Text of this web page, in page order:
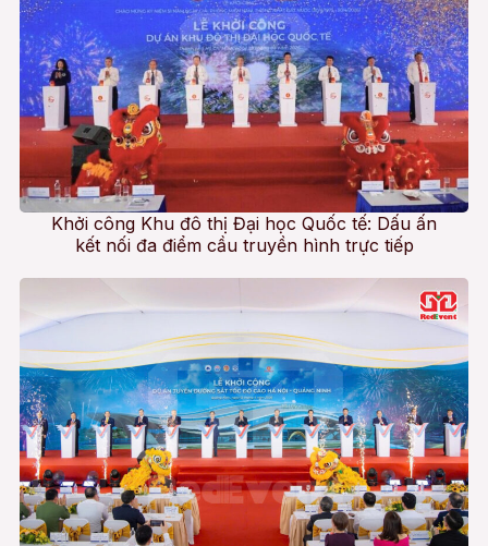
Khởi công Khu đô thị Đại học Quốc tế: Dấu ấn
kết nối đa điểm cầu truyền hình trực tiếp